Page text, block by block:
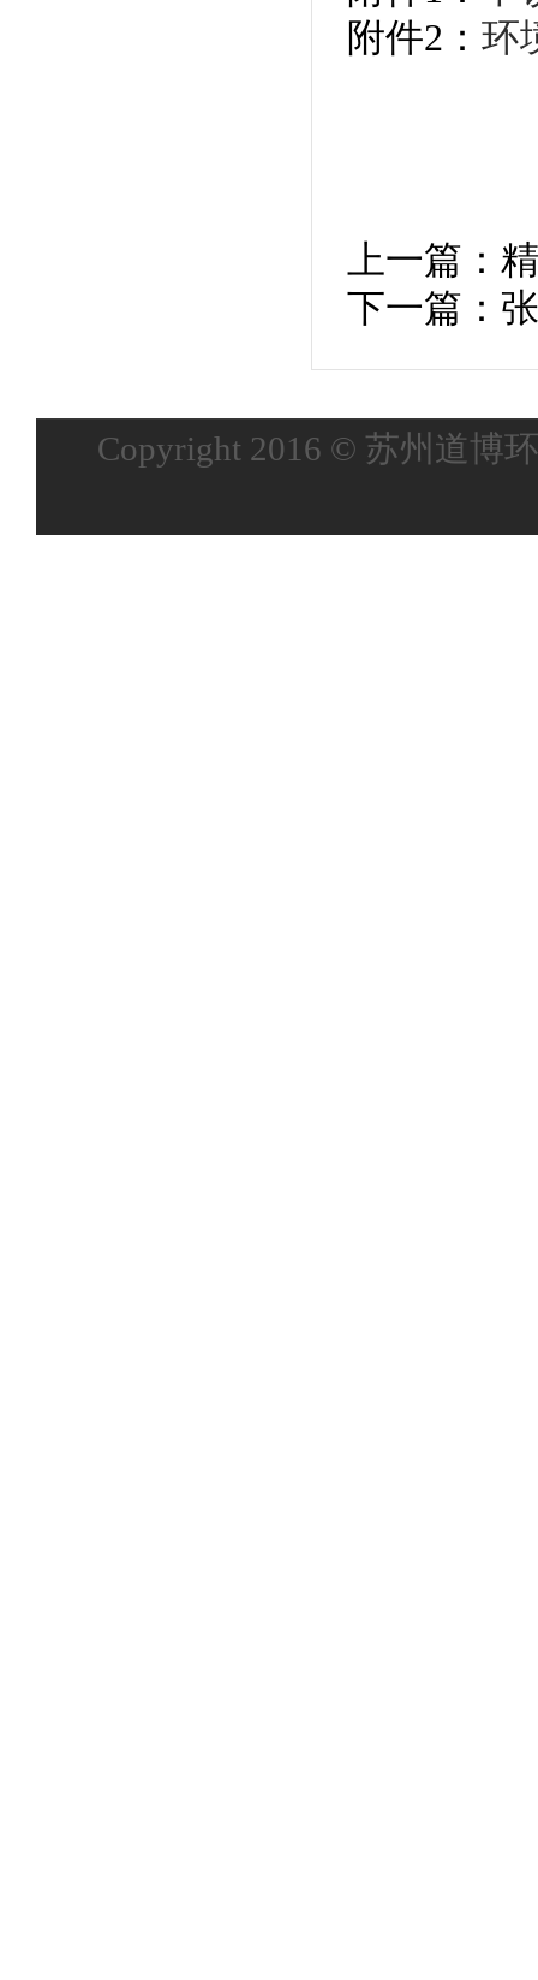
附件2： 环
上一篇：
下一篇：
Copyright 2016 © 苏州道博